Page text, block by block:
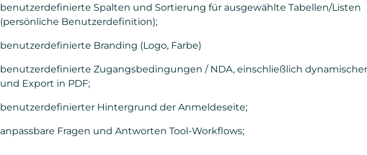
benutzerdefinierte Spalten und Sortierung für ausgewählte Tabellen/Listen
(persönliche Benutzerdefinition);
benutzerdefinierte Branding (Logo, Farbe)
benutzerdefinierte Zugangsbedingungen / NDA, einschließlich
und Export in PDF;
benutzerdefinierter Hintergrund der Anmeldeseite;
anpassbare Fragen und Antworten Tool-Workflows;